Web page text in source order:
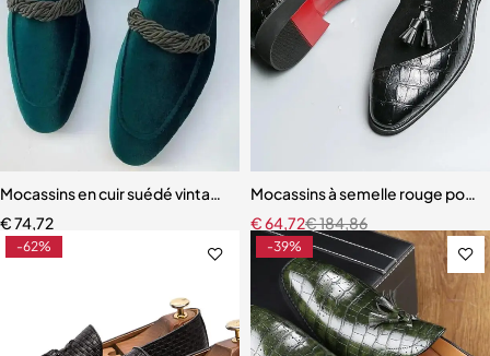
Mocassins en cuir suédé vintage pour hommes
€74,72
Mocassins à semelle rouge pour
€184,86
€64,72
-62% -39%